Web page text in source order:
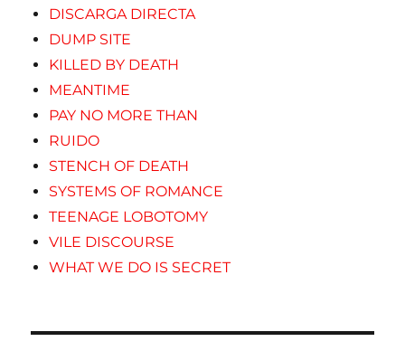
DISCARGA DIRECTA
DUMP SITE
KILLED BY DEATH
MEANTIME
PAY NO MORE THAN
RUIDO
STENCH OF DEATH
SYSTEMS OF ROMANCE
TEENAGE LOBOTOMY
VILE DISCOURSE
WHAT WE DO IS SECRET